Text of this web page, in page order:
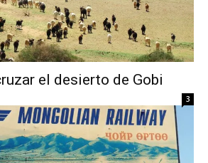
My
el desierto de Gobi
3